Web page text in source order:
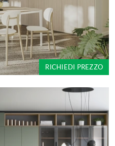
RICHIEDI PREZZO